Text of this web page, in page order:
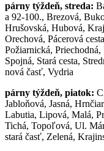
párny týždeň, streda:
a 92-100., Brezová,
Hrušovská, Hubová,
Orechová, Pácerová
Požiarnická, Priechodná,
Spojná, Stará cesta,
nová časť, Vydria
párny týždeň, piatok:
Jabloňová, Jasná,
Labutia, Lipová, Malá,
Tichá, Topoľová, Ul.
stará časť, Zelená,